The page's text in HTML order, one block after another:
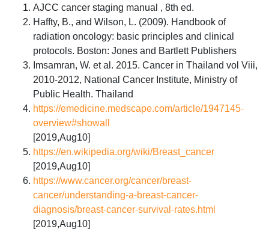
AJCC cancer staging manual , 8th ed.
Haffty, B., and Wilson, L. (2009). Handbook of
radiation oncology: basic principles and clinical
protocols. Boston: Jones and Bartlett Publishers
Imsamran, W. et al. 2015. Cancer in Thailand vol Viii,
2010-2012, National Cancer Institute, Ministry of
Public Health. Thailand
https://emedicine.medscape.com/article/1947145-
overview#showall
[2019,Aug10]
https://en.wikipedia.org/wiki/Breast_cancer
[2019,Aug10]
https://www.cancer.org/cancer/breast-
cancer/understanding-a-breast-cancer-
diagnosis/breast-cancer-survival-rates.html
[2019,Aug10]